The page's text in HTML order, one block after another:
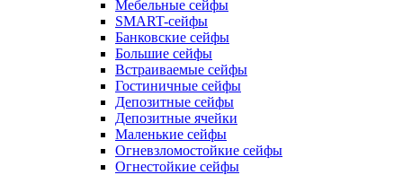
Мебельные сейфы
SMART-сейфы
Банковские сейфы
Большие сейфы
Встраиваемые сейфы
Гостиничные сейфы
Депозитные сейфы
Депозитные ячейки
Маленькие сейфы
Огневзломостойкие сейфы
Огнестойкие сейфы